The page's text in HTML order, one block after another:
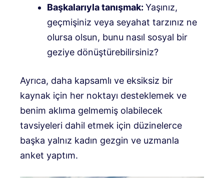
Başkalarıyla tanışmak: Yaşınız,
geçmişiniz veya seyahat tarzınız ne
olursa olsun, bunu nasıl sosyal bir
geziye dönüştürebilirsiniz?
Ayrıca, daha kapsamlı ve eksiksiz bir
kaynak için her noktayı desteklemek ve
benim aklıma gelmemiş olabilecek
tavsiyeleri dahil etmek için düzinelerce
başka yalnız kadın gezgin ve uzmanla
anket yaptım.